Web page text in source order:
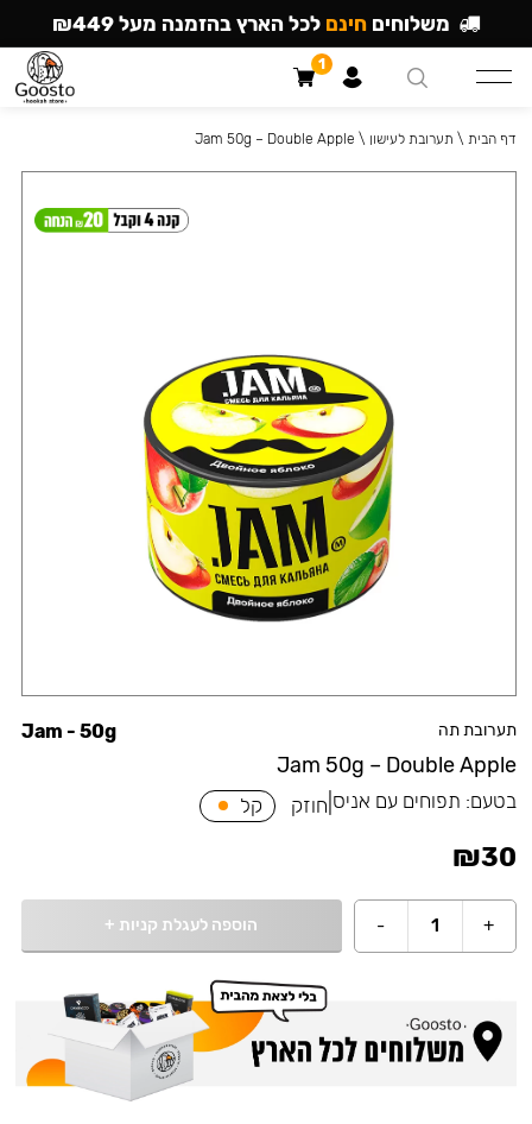
תערובת תה
Jam 50g – Double Apple
Jam - 50g
בטעם: תפוחים עם אניס חוזק קל
₪30
+
1
- הוספה לעגלת קניות +
דף הבית \ תערובת לעישון \
Jam 50g – Double Apple
משלוחים חינם לכל הארץ בהזמנה מעל ₪449
1